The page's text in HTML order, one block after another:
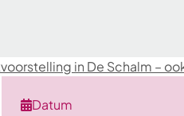
in De Schalm –
Datum